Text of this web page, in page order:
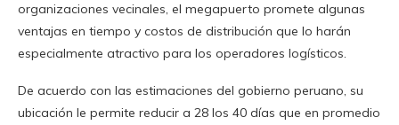
organizaciones vecinales, el megapuerto promete algunas
ventajas en tiempo y costos de distribución que lo harán
especialmente atractivo para los operadores logísticos.
De acuerdo con las estimaciones del gobierno peruano, su
ubicación le permite reducir a 28 los 40 días que en promedio